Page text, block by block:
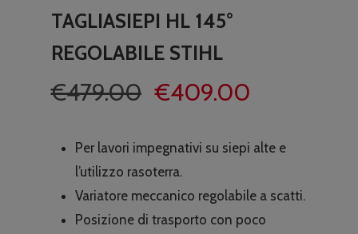
TAGLIASIEPI HL 145°
REGOLABILE STIHL
€479.00 Il
originale
era:
€479.00.
€409.00
attuale
€409.00.
Per lavori impegnativi su siepi alte e
l’utilizzo rasoterra.
Variatore meccanico regolabile a scatti.
Posizione di trasporto con poco